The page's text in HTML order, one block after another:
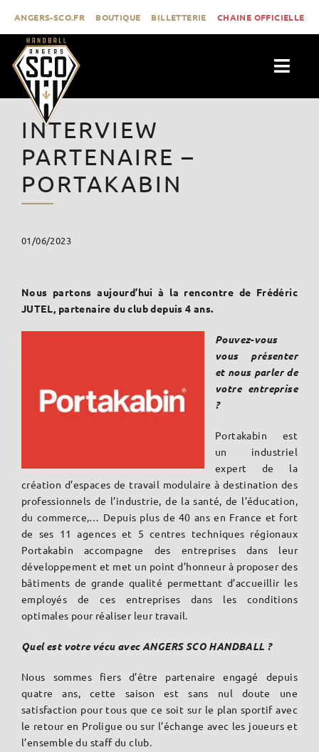
contenu
ANGERS-SCO.FR BOUTIQUE BILLETTERIE CHAINE OFFICIELLE
ACTUALITÉS
CLUB
PROLIGUE
FORMATION
INTERVIEW
PARTENAIRE –
PORTAKABIN
01/06/2023
Nous partons aujourd’hui à la rencontre de Frédéric
JUTEL, partenaire du club depuis 4 ans.
Pouvez-vous
vous présenter
et nous parler de
votre entreprise
?
Portakabin est
un industriel
expert de la
création d’espaces de travail modulaire à destination des
professionnels de l’industrie, de la santé, de l’éducation,
du commerce,… Depuis plus de 40 ans en France et fort
de ses 11 agences et 5 centres techniques régionaux
Portakabin accompagne des entreprises dans leur
développement et met un point d’honneur à proposer des
bâtiments de grande qualité permettant d’accueillir les
employés de ces entreprises dans les conditions
optimales pour réaliser leur travail.
Quel est votre vécu avec ANGERS SCO HANDBALL ?
Nous sommes fiers d’être partenaire engagé depuis
quatre ans, cette saison est sans nul doute une
satisfaction pour tous que ce soit sur le plan sportif avec
le retour en Proligue ou sur l’échange avec les joueurs et
l’ensemble du staff du club.